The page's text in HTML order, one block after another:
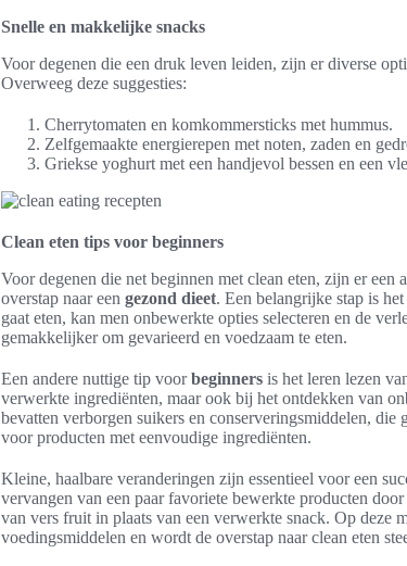
Snelle en makkelijke snacks
Voor degenen die een druk leven leiden, zijn er diverse
Overweeg deze suggesties:
Cherrytomaten en komkommersticks met hummus.
Zelfgemaakte energierepen met noten, zaden en
Griekse yoghurt met een handjevol bessen en een
Clean eten tips voor beginners
Voor degenen die net beginnen met clean eten, zijn er
overstap naar een gezond dieet. Een belangrijke stap is
gaat eten, kan men onbewerkte opties selecteren en de
gemakkelijker om gevarieerd en voedzaam te eten.
Een andere nuttige tip voorbeginners is het leren lezen
verwerkte ingrediënten, maar ook bij het ontdekken van
bevatten verborgen suikers en conserveringsmiddelen,
voor producten met eenvoudige ingrediënten.
Kleine, haalbare veranderingen zijn essentieel voor een
vervangen van een paar favoriete bewerkte producten
van vers fruit in plaats van een verwerkte snack. Op deze
voedingsmiddelen en wordt de overstap naar clean eten